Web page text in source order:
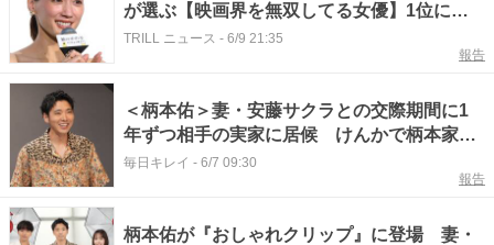
が選ぶ【映画界を無双してる女優】1位に
「すべてトップレベル」「作品の格が上が
TRILL ニュース - 6/9 21:35
報告
＜柄本佑＞妻・安藤サクラとの交際期間に1
年ずつ相手の実家に居候 けんかで柄本家に
逃げ込む妻 「おしゃれクリップ」で
毎日キレイ - 6/7 09:30
報告
柄本佑が『おしゃれクリップ』に登場 妻・